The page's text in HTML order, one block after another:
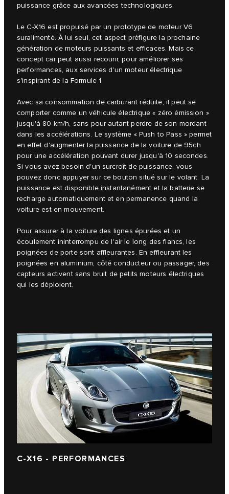
puissance grâce aux avancées technologiques.
Le C-X16 est propulsé par un prototype de moteur V6
suralimenté. À lui seul, cet aspect préfigure la prochaine
génération de moteurs puissants et efficaces. Mais ce
concept car peut aussi recourir, pour améliorer ses
performances, aux services d'un moteur électrique
s'inspirant de la Formule 1.
Avec sa consommation de carburant réduite, il peut se
comporter comme un véhicule électrique « zéro émission »
jusqu'à 80 km/h, sans pour autant perdre de son mordant
dans les accélérations. Le système « Push to Pass » permet
en effet d'augmenter la puissance de la voiture de 95ch
pour une accélération pouvant durer jusqu'à 10 secondes.
Si vous avez besoin d'un surcroît de puissance, vous
pouvez donc appuyer sur ce bouton situé sur le volant. La
puissance est disponible instantanément et la batterie se
recharge automatiquement et en permanence quand la
voiture est en mouvement.
Pour assurer à la voiture des lignes épurées et un
écoulement ininterrompu de l'air le long des flancs, les
poignées de porte sont affleurantes. En effleurant les
poignées en aluminium, côté conducteur ou passager, des
capteurs activent sans bruit de petits moteurs électriques
qui les déploient.
C-X16 - PERFORMANCES